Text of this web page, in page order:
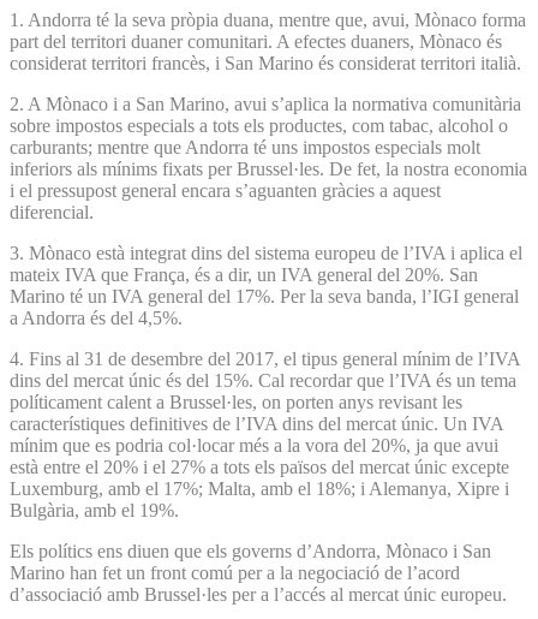
1. Andorra té la seva pròpia duana, mentre que, avui, Mònaco forma
part del territori duaner comunitari. A efectes duaners, Mònaco és
considerat territori francès, i San Marino és considerat territori italià.
2. A Mònaco i a San Marino, avui s’aplica la normativa comunitària
sobre impostos especials a tots els productes, com tabac, alcohol o
carburants; mentre que Andorra té uns impostos especials molt
inferiors als mínims fixats per Brussel·les. De fet, la nostra economia
i el pressupost general encara s’aguanten gràcies a aquest
diferencial.
3. Mònaco està integrat dins del sistema europeu de l’IVA i aplica el
mateix IVA que França, és a dir, un IVA general del 20%. San
Marino té un IVA general del 17%. Per la seva banda, l’IGI general
a Andorra és del 4,5%.
4. Fins al 31 de desembre del 2017, el tipus general mínim de l’IVA
dins del mercat únic és del 15%. Cal recordar que l’IVA és un tema
políticament calent a Brussel·les, on porten anys revisant les
característiques definitives de l’IVA dins del mercat únic. Un IVA
mínim que es podria col·locar més a la vora del 20%, ja que avui
està entre el 20% i el 27% a tots els països del mercat únic excepte
Luxemburg, amb el 17%; Malta, amb el 18%; i Alemanya, Xipre i
Bulgària, amb el 19%.
Els polítics ens diuen que els governs d’Andorra, Mònaco i San
Marino han fet un front comú per a la negociació de l’acord
d’associació amb Brussel·les per a l’accés al mercat únic europeu.